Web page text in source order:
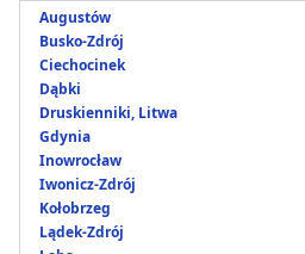
Augustów
Busko-Zdrój
Ciechocinek
Dąbki
Druskienniki, Litwa
Gdynia
Inowrocław
Iwonicz-Zdrój
Kołobrzeg
Lądek-Zdrój